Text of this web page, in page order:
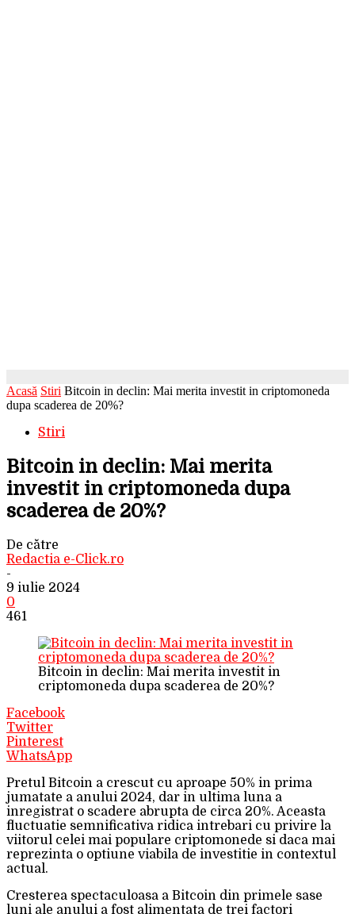
Acasă Stiri Bitcoin in declin: Mai merita investit in criptomoneda
dupa scaderea de 20%?
Stiri
Bitcoin in declin: Mai merita
investit in criptomoneda dupa
scaderea de 20%?
De către
Redactia e-Click.ro
-
9 iulie 2024
0
461
Bitcoin in declin: Mai merita investit in
criptomoneda dupa scaderea de 20%?
Facebook
Twitter
Pinterest
WhatsApp
Pretul Bitcoin a crescut cu aproape 50% in prima
jumatate a anului 2024, dar in ultima luna a
inregistrat o scadere abrupta de circa 20%. Aceasta
fluctuatie semnificativa ridica intrebari cu privire la
viitorul celei mai populare criptomonede si daca mai
reprezinta o optiune viabila de investitie in contextul
actual.
Cresterea spectaculoasa a Bitcoin din primele sase
luni ale anului a fost alimentata de trei factori